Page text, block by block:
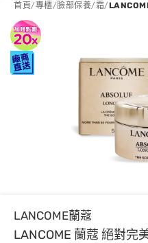
首頁/專櫃/臉部保養/霜/
LANCOME蘭蔻
LANCOME 蘭蔻 絕對完